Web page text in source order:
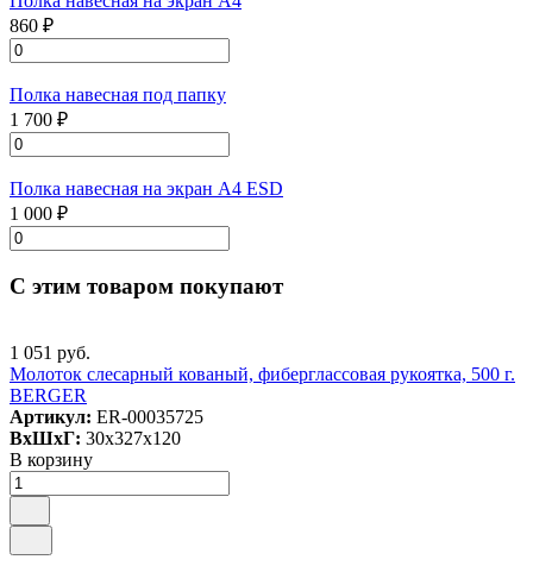
860 ₽
Полка навесная под папку
1 700 ₽
Полка навесная на экран А4 ESD
1 000 ₽
С этим товаром покупают
1 051 руб.
Молоток слесарный кованый, фиберглассовая рукоятка, 500 г.
BERGER
Артикул: ER-00035725
ВxШxГ: 30x327x120
В корзину